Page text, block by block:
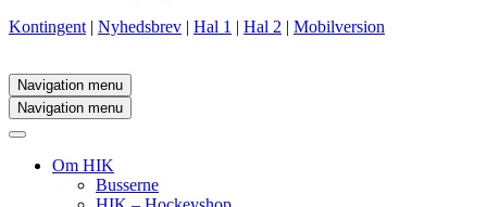
Kontingent | Nyhedsbrev | Hal 1 | Hal 2 | Mobilversion
Navigation menu
Navigation menu
Om HIK
Busserne